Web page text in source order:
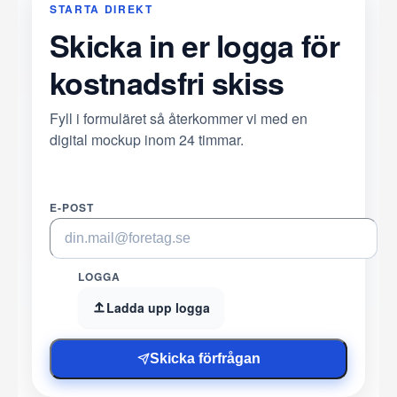
STARTA DIREKT
Skicka in er logga för
kostnadsfri skiss
Fyll i formuläret så återkommer vi med en
digital mockup inom 24 timmar.
E-POST
LOGGA
Ladda upp logga
Skicka förfrågan